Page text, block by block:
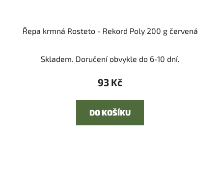
Řepa krmná Rosteto - Rekord Poly 200 g červená
Skladem. Doručení obvykle do 6-10 dní.
93 Kč
DO KOŠÍKU